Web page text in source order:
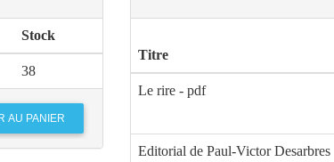
Stock
38
Titre
Le rire - pdf
Editorial de Paul-Victor Desarbres